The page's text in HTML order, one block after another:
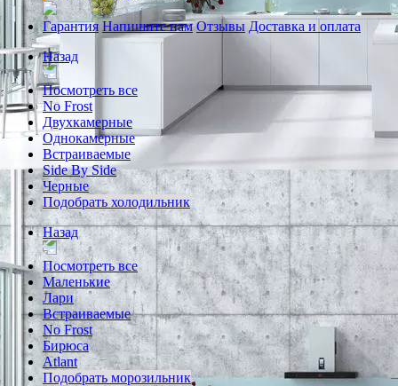
Гарантия Напишите нам Отзывы Доставка и оплата
Назад
Посмотреть все
No Frost
Двухкамерные
Однокамерные
Встраиваемые
Side By Side
Черные
Подобрать холодильник
Назад
Посмотреть все
Маленькие
Лари
Встраиваемые
No Frost
Бирюса
Atlant
Подобрать морозильник